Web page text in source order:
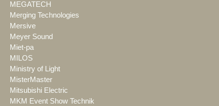
MEGATECH
Merging Technologies
Mersive
Meyer Sound
Miet-pa
MILOS
Ministry of Light
MisterMaster
Mitsubishi Electric
MKM Event Show Technik